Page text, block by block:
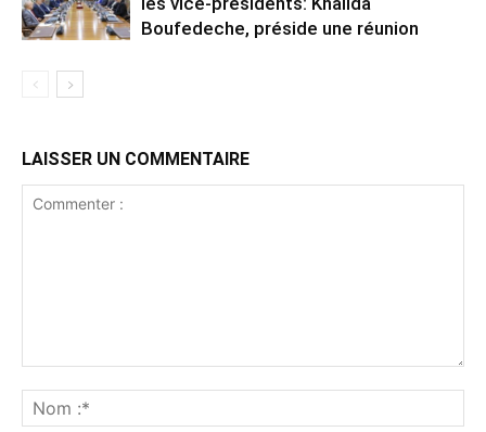
Boufedeche, préside une réunion
LAISSER UN COMMENTAIRE